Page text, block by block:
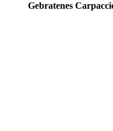
Gebratenes